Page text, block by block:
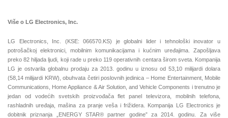
Više o LG Electronics, Inc.
LG Electronics, Inc. (KSE: 066570.KS) je globalni lider i tehnološki inovator u
potrošačkoj elektronici, mobilnim komunikacijama i kućnim uređajima. Zapošljava
preko 82 hiljada ljudi, koji rade u preko 119 operativnih centara širom sveta. Kompanija
LG je ostvarila globalnu prodaju za 2013. godinu u iznosu od 53,10 milijardi dolara
(58,14 milijardi KRW), obuhvata četiri poslovnih jedinica – Home Entertainment, Mobile
Communications, Home Appliance & Air Solution, and Vehicle Components i trenutno je
jedan od vodećih svetskih proizvođača flet panel televizora, mobilnih telefona,
rashladnih uređaja, mašina za pranje veša i frižidera. Kompanija LG Electronics je
dobitnik priznanja „ENERGY STAR® partner godine” za 2014. godinu. Za više